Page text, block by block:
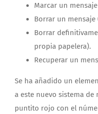
Marcar un
Borrar un
Borrar
propia papelera).
Recuperar un
Se ha añadido un
a este nuevo sistema
puntito rojo con el